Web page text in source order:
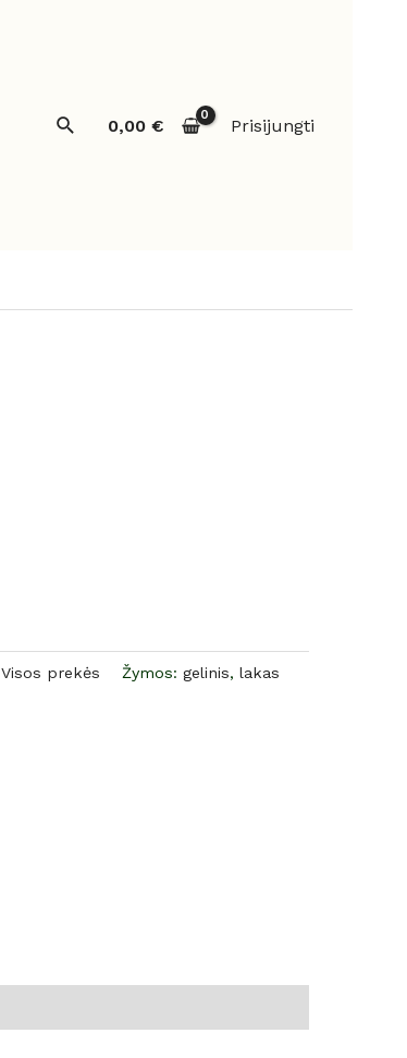
Paieška0,00 € Prisijungti
Visos prekės Žymos: gelinis, lakas